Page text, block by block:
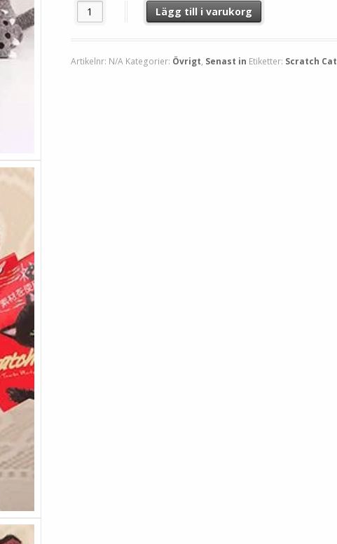
Angry Cats Scratch mängdLägg till i varukorg
Artikelnr: N/A Kategorier: Övrigt, Senast in Etiketter: Scratch Cat